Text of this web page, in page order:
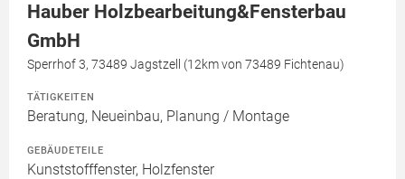
Hauber Holzbearbeitung&Fensterbau
GmbH
Sperrhof 3, 73489 Jagstzell (12km von 73489 Fichtenau)
TÄTIGKEITEN
Beratung, Neueinbau, Planung / Montage
GEBÄUDETEILE
Kunststofffenster, Holzfenster